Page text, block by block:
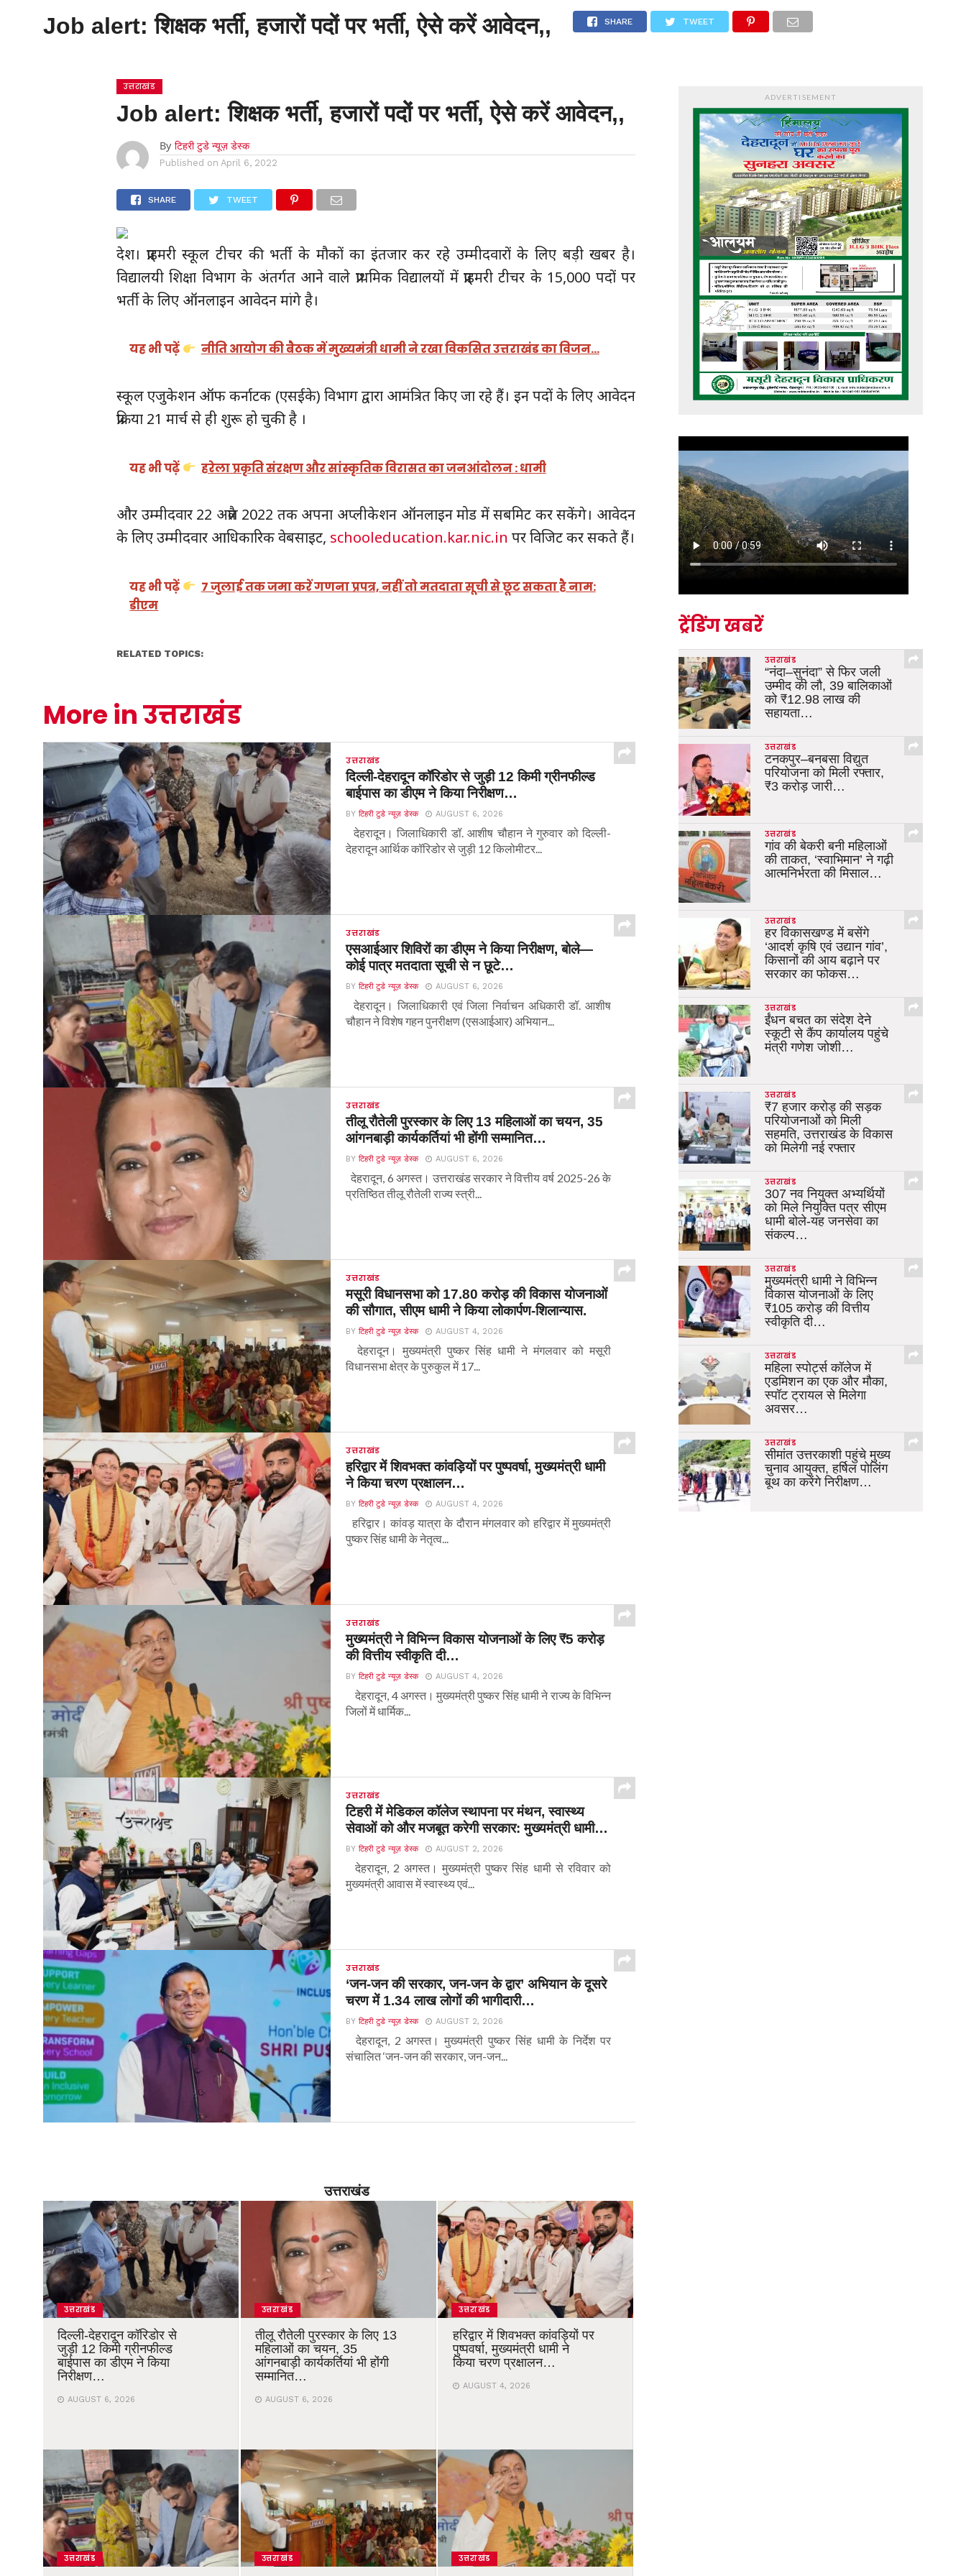
होम उत्तराखंड देश दुनिया संपर्क करें
Job alert: शिक्षक भर्ती, हजारों पदों पर भर्ती, ऐसे करें आवेदन,, SHARE TWEET
उत्तराखंड
Job alert: शिक्षक भर्ती, हजारों पदों पर भर्ती, ऐसे करें आवेदन,,
By टिहरी टुडे न्यूज़ डेस्क
Published on April 6, 2022
SHARE TWEET
देश। प्राइमरी स्कूल टीचर की भर्ती के मौकों का इंतजार कर रहे उम्मीदवारों के लिए बड़ी खबर है।
विद्यालयी शिक्षा विभाग के अंतर्गत आने वाले प्राथमिक विद्यालयों में प्राइमरी टीचर के 15,000 पदों पर
भर्ती के लिए ऑनलाइन आवेदन मांगे है।
यह भी पढ़ें नीति आयोग की बैठक में मुख्यमंत्री धामी ने रखा विकसित उत्तराखंड का विजन…
स्कूल एजुकेशन ऑफ कर्नाटक (एसईके) विभाग द्वारा आमंत्रित किए जा रहे हैं। इन पदों के लिए आवेदन
प्रक्रिया 21 मार्च से ही शुरू हो चुकी है ।
यह भी पढ़ें हरेला प्रकृति संरक्षण और सांस्कृतिक विरासत का जनआंदोलन : धामी
और उम्मीदवार 22 अप्रैल 2022 तक अपना अप्लीकेशन ऑनलाइन मोड में सबमिट कर सकेंगे। आवेदन
के लिए उम्मीदवार आधिकारिक वेबसाइट, schooleducation.kar.nic.in पर विजिट कर सकते हैं।
यह भी पढ़ें
7 जुलाई तक जमा करें गणना प्रपत्र, नहीं तो मतदाता सूची से छूट सकता है नाम:
डीएम
RELATED TOPICS:
More in उत्तराखंड
उत्तराखंड
दिल्ली-देहरादून कॉरिडोर से जुड़ी 12 किमी ग्रीनफील्ड
बाईपास का डीएम ने किया निरीक्षण…
BYटिहरी टुडे न्यूज़ डेस्क AUGUST 6, 2026
देहरादून। जिलाधिकारी डॉ. आशीष चौहान ने गुरुवार को दिल्ली-
देहरादून आर्थिक कॉरिडोर से जुड़ी 12 किलोमीटर...
उत्तराखंड
एसआईआर शिविरों का डीएम ने किया निरीक्षण, बोले—
कोई पात्र मतदाता सूची से न छूटे…
BYटिहरी टुडे न्यूज़ डेस्क AUGUST 6, 2026
देहरादून। जिलाधिकारी एवं जिला निर्वाचन अधिकारी डॉ. आशीष
चौहान ने विशेष गहन पुनरीक्षण (एसआईआर) अभियान...
उत्तराखंड
तीलू रौतेली पुरस्कार के लिए 13 महिलाओं का चयन, 35
आंगनबाड़ी कार्यकर्तियां भी होंगी सम्मानित…
BYटिहरी टुडे न्यूज़ डेस्क AUGUST 6, 2026
देहरादून, 6 अगस्त। उत्तराखंड सरकार ने वित्तीय वर्ष 2025-26 के
प्रतिष्ठित तीलू रौतेली राज्य स्त्री...
उत्तराखंड
मसूरी विधानसभा को 17.80 करोड़ की विकास योजनाओं
की सौगात, सीएम धामी ने किया लोकार्पण-शिलान्यास.
BYटिहरी टुडे न्यूज़ डेस्क AUGUST 4, 2026
देहरादून। मुख्यमंत्री पुष्कर सिंह धामी ने मंगलवार को मसूरी
विधानसभा क्षेत्र के पुरुकुल में 17...
उत्तराखंड
हरिद्वार में शिवभक्त कांवड़ियों पर पुष्पवर्षा, मुख्यमंत्री धामी
ने किया चरण प्रक्षालन…
BYटिहरी टुडे न्यूज़ डेस्क AUGUST 4, 2026
हरिद्वार। कांवड़ यात्रा के दौरान मंगलवार को हरिद्वार में मुख्यमंत्री
पुष्कर सिंह धामी के नेतृत्व...
उत्तराखंड
मुख्यमंत्री ने विभिन्न विकास योजनाओं के लिए ₹5 करोड़
की वित्तीय स्वीकृति दी…
BYटिहरी टुडे न्यूज़ डेस्क AUGUST 4, 2026
देहरादून, 4 अगस्त। मुख्यमंत्री पुष्कर सिंह धामी ने राज्य के विभिन्न
जिलों में धार्मिक...
उत्तराखंड
टिहरी में मेडिकल कॉलेज स्थापना पर मंथन, स्वास्थ्य
सेवाओं को और मजबूत करेगी सरकार: मुख्यमंत्री धामी…
BYटिहरी टुडे न्यूज़ डेस्क AUGUST 2, 2026
देहरादून, 2 अगस्त। मुख्यमंत्री पुष्कर सिंह धामी से रविवार को
मुख्यमंत्री आवास में स्वास्थ्य एवं...
उत्तराखंड
‘जन-जन की सरकार, जन-जन के द्वार’ अभियान के दूसरे
चरण में 1.34 लाख लोगों की भागीदारी…
BYटिहरी टुडे न्यूज़ डेस्क AUGUST 2, 2026
देहरादून, 2 अगस्त। मुख्यमंत्री पुष्कर सिंह धामी के निर्देश पर
संचालित ‘जन-जन की सरकार, जन-जन...
उत्तराखंड
उत्तराखंड
दिल्ली-देहरादून कॉरिडोर से
जुड़ी 12 किमी ग्रीनफील्ड
बाईपास का डीएम ने किया
निरीक्षण…
AUGUST 6, 2026
उत्तराखंड
उत्तराखंड
तीलू रौतेली पुरस्कार के लिए 13
महिलाओं का चयन, 35
आंगनबाड़ी कार्यकर्तियां भी होंगी
सम्मानित…
AUGUST 6, 2026
उत्तराखंड
उत्तराखंड
हरिद्वार में शिवभक्त कांवड़ियों पर
पुष्पवर्षा, मुख्यमंत्री धामी ने
किया चरण प्रक्षालन…
AUGUST 4, 2026
उत्तराखंड
ADVERTISEMENT
ट्रेंडिंग खबरें
उत्तराखंड
“नंदा–सुनंदा” से फिर जली
उम्मीद की लौ, 39 बालिकाओं
को ₹12.98 लाख की
सहायता…
उत्तराखंड
टनकपुर–बनबसा विद्युत
परियोजना को मिली रफ्तार,
₹3 करोड़ जारी…
उत्तराखंड
गांव की बेकरी बनी महिलाओं
की ताकत, ‘स्वाभिमान’ ने गढ़ी
आत्मनिर्भरता की मिसाल…
उत्तराखंड
हर विकासखण्ड में बसेंगे
‘आदर्श कृषि एवं उद्यान गांव’,
किसानों की आय बढ़ाने पर
सरकार का फोकस…
उत्तराखंड
ईंधन बचत का संदेश देने
स्कूटी से कैंप कार्यालय पहुंचे
मंत्री गणेश जोशी…
उत्तराखंड
₹7 हजार करोड़ की सड़क
परियोजनाओं को मिली
सहमति, उत्तराखंड के विकास
को मिलेगी नई रफ्तार
उत्तराखंड
307 नव नियुक्त अभ्यर्थियों
को मिले नियुक्ति पत्र सीएम
धामी बोले-यह जनसेवा का
संकल्प…
उत्तराखंड
मुख्यमंत्री धामी ने विभिन्न
विकास योजनाओं के लिए
₹105 करोड़ की वित्तीय
स्वीकृति दी…
उत्तराखंड
महिला स्पोर्ट्स कॉलेज में
एडमिशन का एक और मौका,
स्पॉट ट्रायल से मिलेगा
अवसर…
उत्तराखंड
सीमांत उत्तरकाशी पहुंचे मुख्य
चुनाव आयुक्त, हर्षिल पोलिंग
बूथ का करेंगे निरीक्षण…